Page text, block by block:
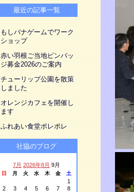
最近の記事一覧
もしバナゲームでワーク
ショップ
赤い羽根ご当地ピンバッ
ジ募金2026のご案内
チューリップ公園を散策
しました
オレンジカフェを開催し
ます
ふれあい食堂ポレポレ
社協のブログ
7月 2026年8月 9月
日 月 火 水 木 金 土
1
2
3 4 5 6 7
8